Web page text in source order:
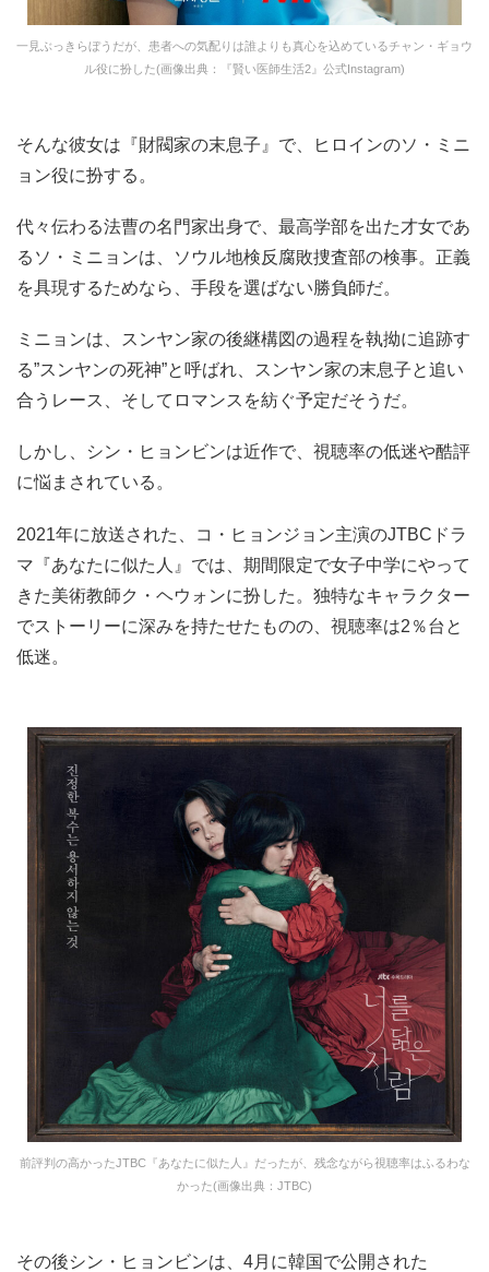
一見ぶっきらぼうだが、患者への気配りは誰よりも真心を込めているチャン・ギョウ
ル役に扮した(画像出典：『賢い医師生活2』公式Instagram)
そんな彼女は『財閥家の末息子』で、ヒロインのソ・ミニ
ョン役に扮する。
代々伝わる法曹の名門家出身で、最高学部を出た才女であ
るソ・ミニョンは、ソウル地検反腐敗捜査部の検事。正義
を具現するためなら、手段を選ばない勝負師だ。
ミニョンは、スンヤン家の後継構図の過程を執拗に追跡す
る”スンヤンの死神”と呼ばれ、スンヤン家の末息子と追い
合うレース、そしてロマンスを紡ぐ予定だそうだ。
しかし、シン・ヒョンビンは近作で、視聴率の低迷や酷評
に悩まされている。
2021年に放送された、コ・ヒョンジョン主演のJTBCドラ
マ『あなたに似た人』では、期間限定で女子中学にやって
きた美術教師ク・ヘウォンに扮した。独特なキャラクター
でストーリーに深みを持たせたものの、視聴率は2％台と
低迷。
前評判の高かったJTBC『あなたに似た人』だったが、残念ながら視聴率はふるわな
かった(画像出典：JTBC)
その後シン・ヒョンビンは、4月に韓国で公開された